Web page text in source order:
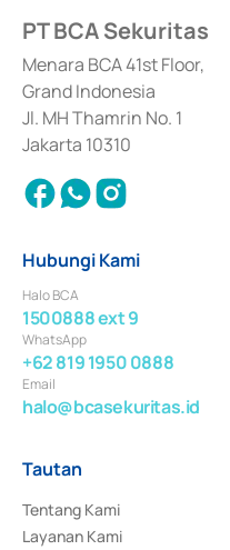
Sertifikat Deposito di Pasar Uang
dan izin usaha lainnya dari Bank
Penerbitan, Transaksi, serta
Surat Berharga Komersial yang
PT BCA Sekuritas
Menara BCA 41st Floor,
Grand Indonesia
Jl. MH Thamrin No. 1
Jakarta 10310
Hubungi Kami
Halo BCA
1500888 ext 9
WhatsApp
+62 819 1950 0888
Email
halo@bcasekuritas.id
Tautan
Tentang Kami
Layanan Kami